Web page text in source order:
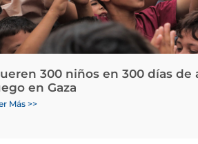
300 niños en 300 días de
en Gaza
Más >>